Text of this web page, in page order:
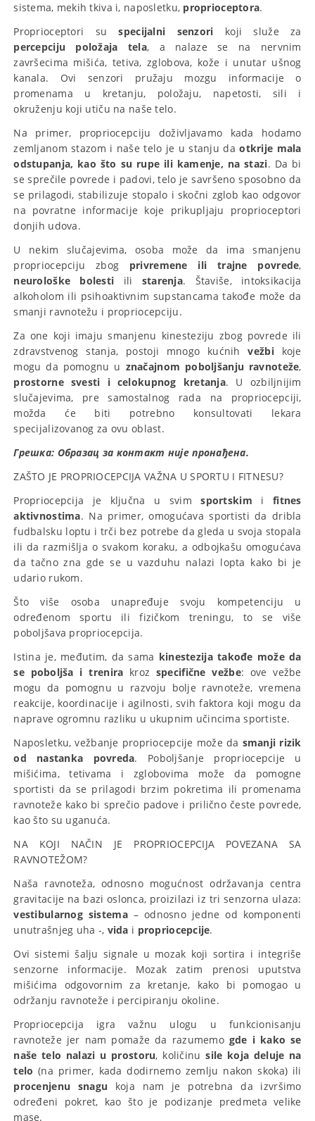
sistema, mekih tkiva i, naposletku, proprioceptora.
Proprioceptori suspecijalni senzori koji služe za
percepciju položaja tela, a nalaze se na nervnim
završecima mišića, tetiva, zglobova, kože i unutar ušnog
kanala. Ovi senzori pružaju mozgu informacije o
promenama u kretanju, položaju, napetosti, sili i
okruženju koji utiču na naše telo.
Na primer, propriocepciju doživljavamo kada hodamo
zemljanom stazom i naše telo je u stanju daotkrije mala
odstupanja, kao što su rupe ili kamenje, na stazi. Da bi
se sprečile povrede i padovi, telo je savršeno sposobno da
se prilagodi, stabilizuje stopalo i skočni zglob kao odgovor
na povratne informacije koje prikupljaju proprioceptori
donjih udova.
U nekim slučajevima, osoba može da ima smanjenu
propriocepciju zbog privremene ili trajne povrede,
neurološke bolesti ili starenja. Štaviše, intoksikacija
alkoholom ili psihoaktivnim supstancama takođe može da
smanji ravnotežu i propriocepciju.
Za one koji imaju smanjenu kinesteziju zbog povrede ili
zdravstvenog stanja, postoji mnogo kućnihvežbikoje
mogu da pomognu u značajnom poboljšanju ravnoteže,
prostorne svesti i celokupnog kretanja. U ozbiljnijim
slučajevima, pre samostalnog rada na propriocepciji,
možda će biti potrebno konsultovati lekara
specijalizovanog za ovu oblast.
Грешка: Образац за контакт није пронађена.
ZAŠTO JE PROPRIOCEPCIJA VAŽNA U SPORTU I FITNESU?
Propriocepcija je ključna u svimsportskim ifitnes
aktivnostima. Na primer, omogućava sportisti da dribla
fudbalsku loptu i trči bez potrebe da gleda u svoja stopala
ili da razmišlja o svakom koraku, a odbojkašu omogućava
da tačno zna gde se u vazduhu nalazi lopta kako bi je
udario rukom.
Što više osoba unapređuje svoju kompetenciju u
određenom sportu ili fizičkom treningu, to se više
poboljšava propriocepcija.
Istina je, međutim, da sama kinestezija takođe može da
se poboljša i trenira kroz specifične vežbe: ove vežbe
mogu da pomognu u razvoju bolje ravnoteže, vremena
reakcije, koordinacije i agilnosti, svih faktora koji mogu da
naprave ogromnu razliku u ukupnim učincima sportiste.
Naposletku, vežbanje propriocepcije može da smanji rizik
od nastanka povreda. Poboljšanje propriocepcije u
mišićima, tetivama i zglobovima može da pomogne
sportisti da se prilagodi brzim pokretima ili promenama
ravnoteže kako bi sprečio padove i prilično česte povrede,
kao što su uganuća.
NA KOJI NAČIN JE PROPRIOCEPCIJA POVEZANA SA
RAVNOTEŽOM?
Naša ravnoteža, odnosno mogućnost održavanja centra
gravitacije na bazi oslonca, proizilazi iz tri senzorna ulaza:
vestibularnog sistema– odnosno jedne od komponenti
unutrašnjeg uha -, vida i propriocepcije.
Ovi sistemi šalju signale u mozak koji sortira i integriše
senzorne informacije. Mozak zatim prenosi uputstva
mišićima odgovornim za kretanje, kako bi pomogao u
održanju ravnoteže i percipiranju okoline.
Propriocepcija igra važnu ulogu u funkcionisanju
ravnoteže jer nam pomaže da razumemo gde i kako se
naše telo nalazi u prostoru, količinu sile koja deluje na
telo (na primer, kada dodirnemo zemlju nakon skoka) ili
procenjenu snagu koja nam je potrebna da izvršimo
određeni pokret, kao što je podizanje predmeta velike
mase.